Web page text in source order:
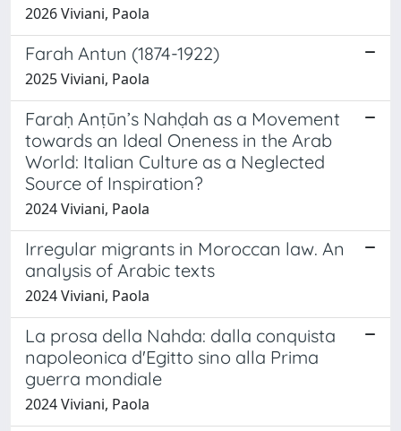
2026 Viviani, Paola
Farah Antun (1874-1922)
2025 Viviani, Paola
Faraḥ Anṭūn’s Nahḍah as a Movement
towards an Ideal Oneness in the Arab
World: Italian Culture as a Neglected
Source of Inspiration?
2024 Viviani, Paola
Irregular migrants in Moroccan law. An
analysis of Arabic texts
2024 Viviani, Paola
La prosa della Nahda: dalla conquista
napoleonica d'Egitto sino alla Prima
guerra mondiale
2024 Viviani, Paola